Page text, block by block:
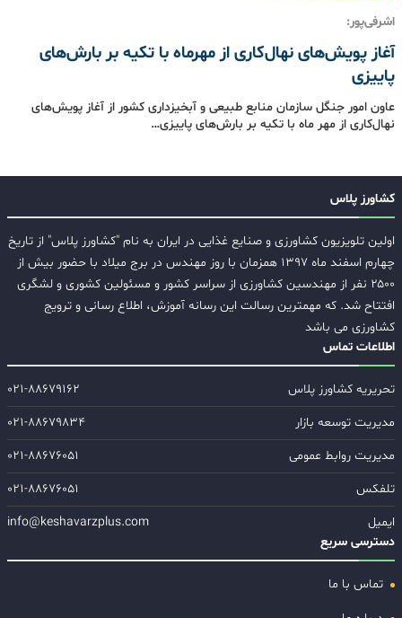
اشرفی‌پور:
آغاز پویش‌های نهال‌کاری از مهرماه با تکیه بر بارش‌های
پاییزی
عاون امور جنگل سازمان منابع طبیعی و آبخیزداری کشور از آغاز پویش‌های
نهال‌کاری از مهر ماه با تکیه بر بارش‌های پاییزی…
کشاورز پلاس
اولین تلویزیون کشاورزی و صنایع غذایی در ایران به نام "کشاورز پلاس" از تاریخ
چهارم اسفند ماه ۱۳۹۷ همزمان با روز مهندس در برج میلاد با حضور بیش از
۲۵۰۰ نفر از مهندسین کشاورزی از سراسر کشور و مسئولین کشوری و لشگری
افتتاح شد. که مهمترین رسالت این رسانه آموزش، اطلاع رسانی و ترویج
کشاورزی می باشد
اطلاعات تماس
تحریریه کشاورز پلاس
۰۲۱-۸۸۶۷۹۱۶۲
مدیریت توسعه بازار
۰۲۱-۸۸۶۷۹۸۳۴
مدیریت روابط عمومی
۰۲۱-۸۸۶۷۶۰۵۱
تلفکس
۰۲۱-۸۸۶۷۶۰۵۱
ایمیل
info@keshavarzplus.com
دسترسی سریع
تماس با ما